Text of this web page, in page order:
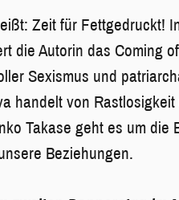
Zeit für Fettgedruckt!
die Autorin das Coming
Sexismus und
handelt von
Takase geht es um die
Beziehungen.